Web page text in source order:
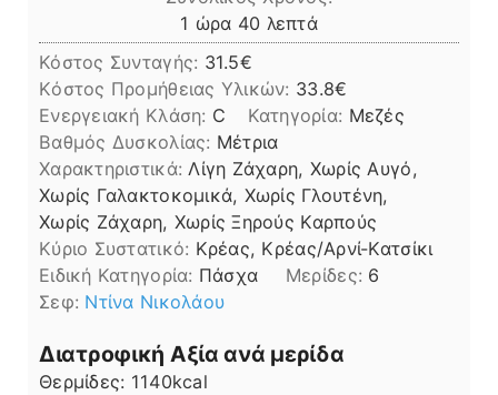
1 ώρα
ώρα 40 λεπτά
λεπτά
Κόστος Συνταγής: 31.5€
Kόστος Προμήθειας Υλικών: 33.8
Ενεργειακή Κλάση: C Κατηγορία: Μεζές
Βαθμός Δυσκολίας: Μέτρια
Χαρακτηριστικά: Λίγη Ζάχαρη, Χωρίς Αυγό,
Χωρίς Γαλακτοκομικά, Χωρίς Γλουτένη,
Χωρίς Ζάχαρη, Χωρίς Ξηρούς Καρπούς
Kύριο Συστατικό: Κρέας, Κρέας/Αρνί-Κατσίκι
Ειδική Κατηγορία: Πάσχα Μερίδες: 6
Σεφ: Ντίνα Νικολάου
Διατροφική Αξία ανά μερίδα
Θερμίδες: 1140kcal